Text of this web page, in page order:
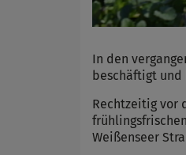
In den
beschäftigt
Rechtzeitig vor
Weißenseer